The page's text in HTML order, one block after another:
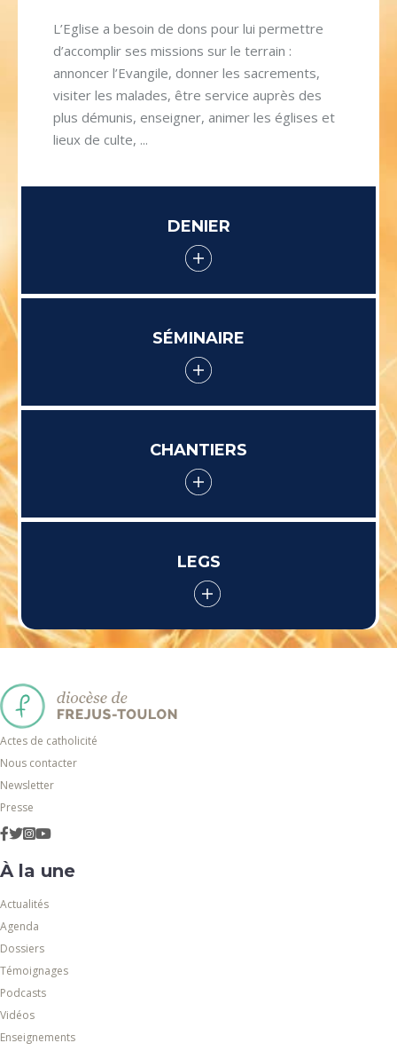
L’Eglise a besoin de dons pour lui permettre
d’accomplir ses missions sur le terrain :
annoncer l’Evangile, donner les sacrements,
visiter les malades, être service auprès des
plus démunis, enseigner, animer les églises et
lieux de culte, ...
DENIER
SÉMINAIRE
CHANTIERS
LEGS
Actes de catholicité
Nous contacter
Newsletter
Presse
À la une
Actualités
Agenda
Dossiers
Témoignages
Podcasts
Vidéos
Enseignements